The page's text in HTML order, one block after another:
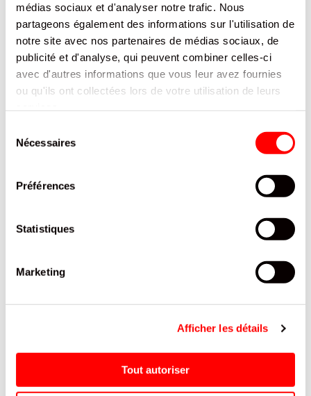
médias sociaux et d'analyser notre trafic. Nous
partageons également des informations sur l'utilisation de
notre site avec nos partenaires de médias sociaux, de
publicité et d'analyse, qui peuvent combiner celles-ci
avec d'autres informations que vous leur avez fournies
ou qu'ils ont collectées lors de votre utilisation de leurs
Nécessaires
Préférences
Statistiques
Marketing
Afficher les détails
Tout autoriser
CARACTÉRISTIQUES
DOCUMENTATION
PRODUITS QUI POURRAIENT VOUS
INTERESSER
BOCAL 360G/15
PASTEQUE 1%/10